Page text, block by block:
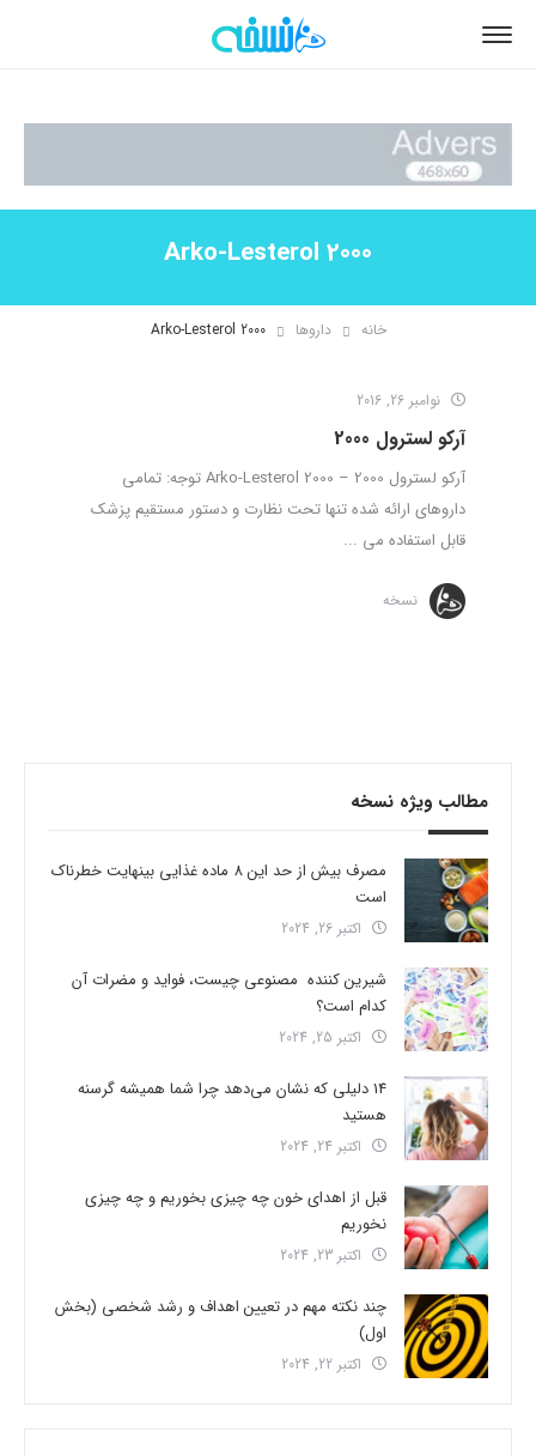
Arko-Lesterol 2000
خانه داروها Arko-Lesterol 2000
نوامبر 26, 2016
آرکو لسترول 2000
آرکو لسترول 2000 – Arko-Lesterol 2000 توجه: تمامی
داروهای ارائه شده تنها تحت نظارت و دستور مستقیم پزشک
قابل استفاده می ...
نسخه
مطالب ویژه نسخه
مصرف بیش از حد این 8 ماده غذایی بینهایت خطرناک
است
اکتبر 26, 2024
شیرین کننده مصنوعی چیست، فواید و مضرات آن
کدام است؟
اکتبر 25, 2024
14 دلیلی که نشان می‌دهد چرا شما همیشه گرسنه
هستید
اکتبر 24, 2024
قبل از اهدای خون چه چیزی بخوریم و چه چیزی
نخوریم
اکتبر 23, 2024
چند نکته مهم در تعیین اهداف و رشد شخصی (بخش
اول)
اکتبر 22, 2024